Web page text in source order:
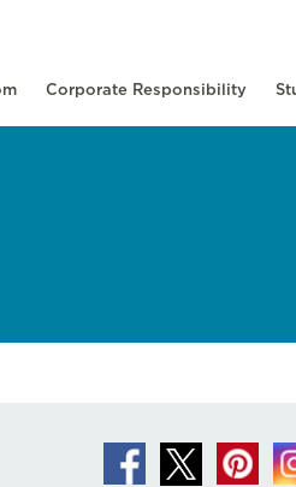
Corporate Responsibility